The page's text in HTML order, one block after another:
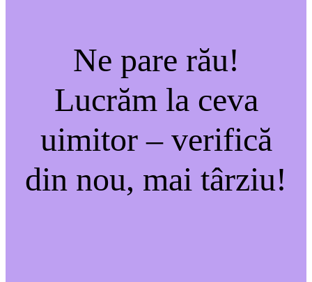
Ne pare rău!
Lucrăm la ceva
uimitor – verifică
din nou, mai târziu!